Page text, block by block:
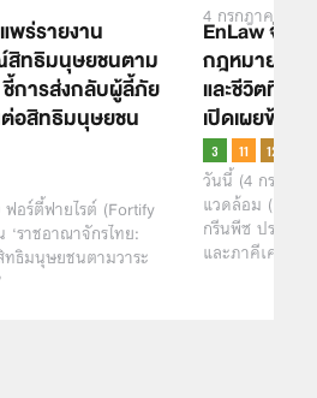
พร่รายงาน
ทธิมนุษยชนตาม
ชี้การส่งกลับผู้ลี้ภัย
อสิทธิมนุษยชน
อร์ตี้ฟายไรต์ (Fortify
‘ราชอาณาจักรไทย:
ธิมนุษยชนตามวาระ
4 กรกฎาคม
EnLaw จับ
กฎหมาย
และชีวิตที่ปล
เปิดเผยข้อ
วันนี้ (4 กรกฎา
แวดล้อม
กรีนพีซ ประเทศ
และภาคีเครือข่